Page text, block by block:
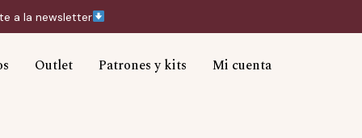
a la newsletter
Outlet Patrones y kits Mi cuenta
electrónico